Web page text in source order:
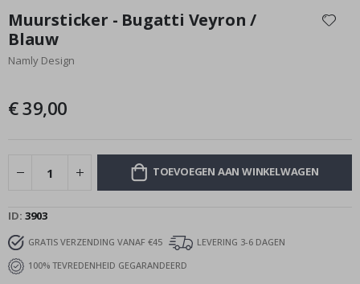
het
begin
van
gallerij
Muursticker - Bugatti Veyron /
Blauw
Namly Design
€ 39,00
TOEVOEGEN AAN WINKELWAGEN
ID 3903
GRATIS VERZENDING VANAF €45
LEVERING 3-6 DAGEN
100% TEVREDENHEID GEGARANDEERD